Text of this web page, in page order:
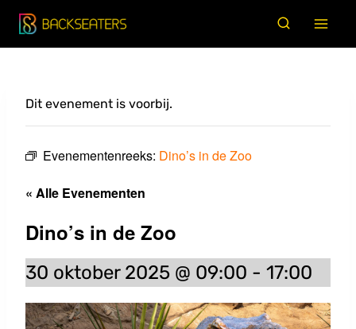
Doorgaan
naar
Dit evenement is voorbij.
Evenementenreeks: Dino’s in de Zoo
« Alle Evenementen
Dino’s in de Zoo
30 oktober 2025 @ 09:00 - 17:00